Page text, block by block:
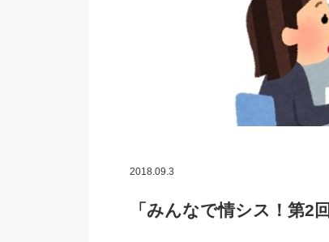
2018.09.3
「みんなで情シス！第2